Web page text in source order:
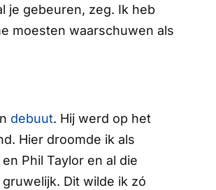
je gebeuren, zeg. Ik heb
moesten waarschuwen als
debuut. Hij werd op het
Hier droomde ik als
Phil Taylor en al die
Dit wilde ik zó